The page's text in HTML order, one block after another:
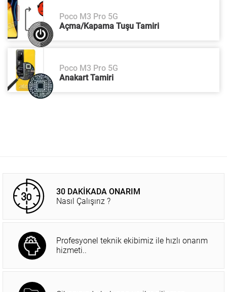
Poco M3 Pro 5G
Açma/Kapama Tuşu Tamiri
Poco M3 Pro 5G
Anakart Tamiri
30 DAKİKADA ONARIM
Nasıl Çalışırız ?
Profesyonel teknik ekibimiz ile hızlı onarım
hizmeti..